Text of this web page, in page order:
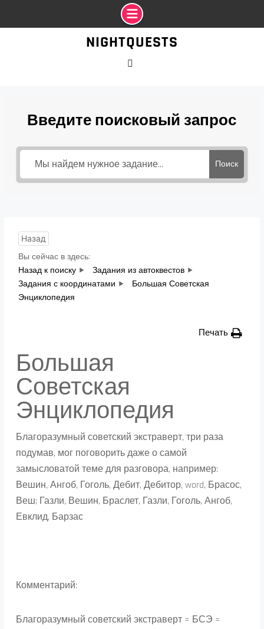
NIGHTQUESTS
Введите поисковый запрос
Поиск
Назад
Вы сейчас в здесь:
Назад к поиску
Задания из автоквестов
Задания с координатами
Большая Советская
Энциклопедия
Печать
Большая
Советская
Энциклопедия
Благоразумный советский экстраверт, три раза
подумав, мог поговорить даже о самой
замысловатой теме для разговора, например:
Вешин, Ангоб, Гоголь, Дебит, Дебитор, word, Брасос,
Веш; Газли, Вешин, Браслет, Газли, Гоголь, Ангоб,
Евклид, Барзас
Комментарий:
Благоразумный советский экстраверт = БСЭ =